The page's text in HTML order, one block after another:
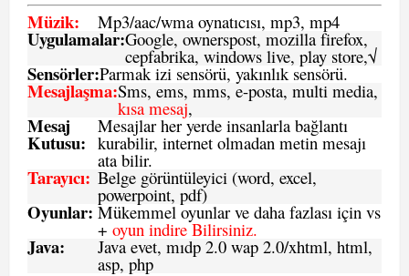
Müzik: Mp3/aac/wma oynatıcısı, mp3, mp4
Uygulamalar:Google, ownerspost, mozilla firefox,
cepfabrika, windows live, play store,√
Sensörler:Parmak izi sensörü, yakınlık sensörü.
Mesajlaşma:Sms, ems, mms, e-posta, multi media,
kısa mesaj,
Mesaj
Kutusu:
Mesajlar her yerde insanlarla bağlantı
kurabilir, internet olmadan metin mesajı
ata bilir.
Tarayıcı: Belge görüntüleyici (word, excel,
powerpoint, pdf)
Oyunlar: Mükemmel oyunlar ve daha fazlası için vs
+ oyun indire Bilirsiniz.
Java: Java evet, mıdp 2.0 wap 2.0/xhtml, html,
asp, php